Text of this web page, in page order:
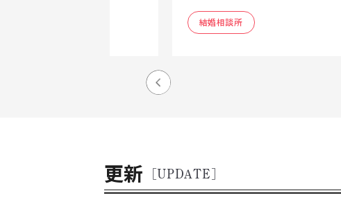
結婚相談所
更新 [UPDATE]